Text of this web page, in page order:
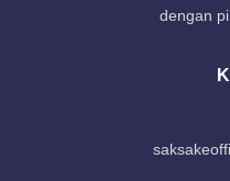
dengan